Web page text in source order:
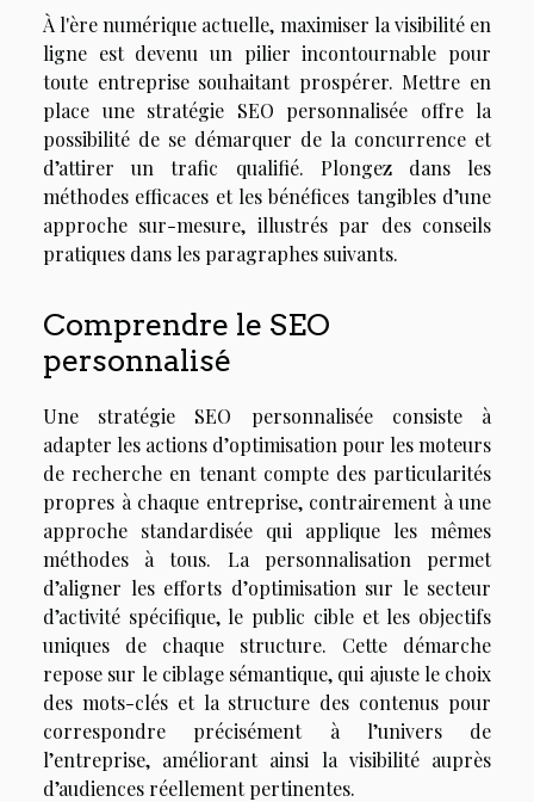
À l'ère numérique actuelle, maximiser la visibilité en
ligne est devenu un pilier incontournable pour
toute entreprise souhaitant prospérer. Mettre en
place une stratégie SEO personnalisée offre la
possibilité de se démarquer de la concurrence et
d’attirer un trafic qualifié. Plongez dans les
méthodes efficaces et les bénéfices tangibles d’une
approche sur-mesure, illustrés par des conseils
pratiques dans les paragraphes suivants.
Comprendre le SEO
personnalisé
Une stratégie SEO personnalisée consiste à
adapter les actions d’optimisation pour les moteurs
de recherche en tenant compte des particularités
propres à chaque entreprise, contrairement à une
approche standardisée qui applique les mêmes
méthodes à tous. La personnalisation permet
d’aligner les efforts d’optimisation sur le secteur
d’activité spécifique, le public cible et les objectifs
uniques de chaque structure. Cette démarche
repose sur le ciblage sémantique, qui ajuste le choix
des mots-clés et la structure des contenus pour
correspondre précisément à l’univers de
l’entreprise, améliorant ainsi la visibilité auprès
d’audiences réellement pertinentes.